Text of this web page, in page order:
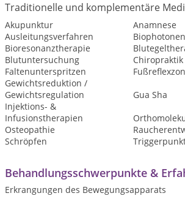
Traditionelle und komplementäre
Akupunktur
Anamnese
Ausleitungsverfahren
Bioresonanztherapie
Blutuntersuchung
Chiropraktik
Faltenunterspritzen
Gewichtsreduktion /
Gewichtsregulation
Gua Sha
Injektions- &
Infusionstherapien
Osteopathie
Schröpfen
Behandlungsschwerpunkte &
Erkrangungen des Bewegungsapparats